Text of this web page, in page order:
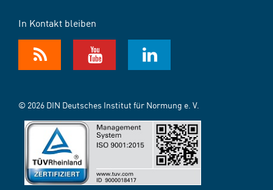
In Kontakt bleiben
© 2026 DIN Deutsches Institut für Normung e. V.